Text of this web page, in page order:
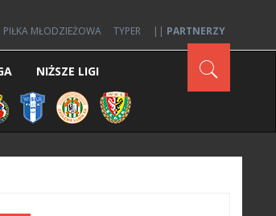
PIŁKA MŁODZIEŻOWA TYPER || PARTNERZY
NIŻSZE LIGI